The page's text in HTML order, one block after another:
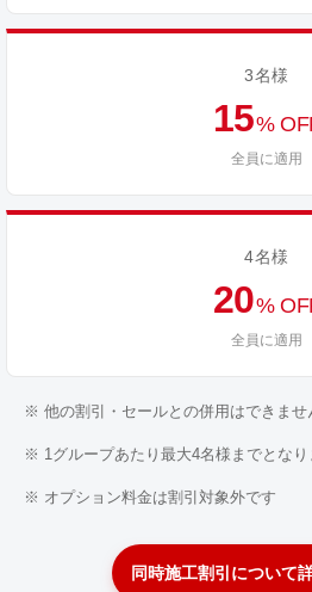
3名様
15%
全員に適用
4名様
20%
全員に適用
※ 他の割引・セールとの併用はできませ
※ 1グループあたり最大4名様までとなり
※ オプション料金は割引対象外です
同時施工割引について